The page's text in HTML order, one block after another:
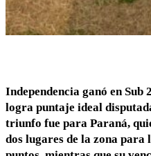
Independencia ganó en
logra puntaje ideal
triunfo fue para Paraná,
dos lugares de la zona para